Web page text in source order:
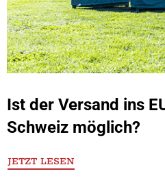
Ist der Versand ins
Schweiz möglich?
JETZT LESEN